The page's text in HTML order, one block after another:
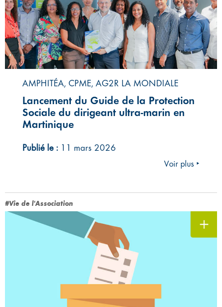
AMPHITÉA, CPME, AG2R LA MONDIALE
Lancement du Guide de la Protection
Sociale du dirigeant ultra-marin en
Martinique
Publié le : 11 mars 2026
Voir plus ‣
#Vie de l'Association